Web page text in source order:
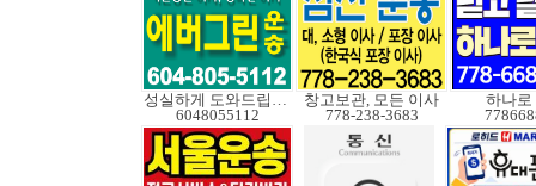
성실하게 도와드립니다
6048055112
창고보관, 모든 이사
778-238-3683
하나로